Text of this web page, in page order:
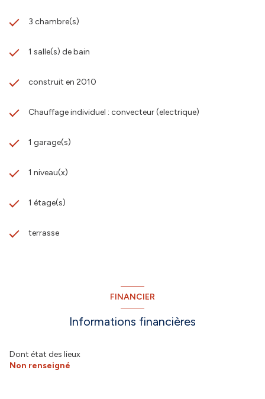
3 chambre(s)
1 salle(s) de bain
construit en 2010
Chauffage individuel : convecteur (electrique)
1 garage(s)
1 niveau(x)
1 étage(s)
terrasse
FINANCIER
Informations financières
Dont état des lieux
Non renseigné